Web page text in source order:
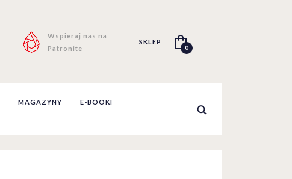
Wspieraj nas na
Patronite
SKLEP
0
MAGAZYNY
E-BOOKI